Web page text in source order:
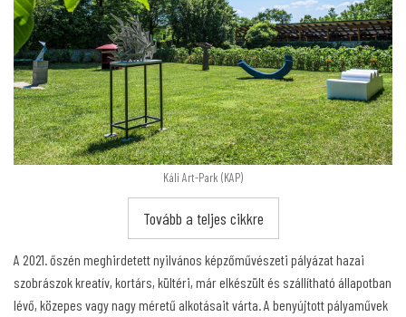
Káli Art-Park (KAP)
Tovább a teljes cikkre
A 2021. őszén meghirdetett nyilvános képzőművészeti pályázat hazai
szobrászok kreatív, kortárs, kültéri, már elkészült és szállítható állapotban
lévő, közepes vagy nagy méretű alkotásait várta. A benyújtott pályaművek